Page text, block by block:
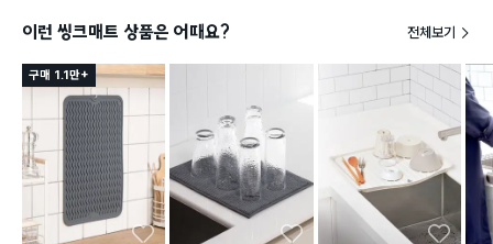
이런 씽크매트 상품은 어때요? 전체보기
구매 1.1만+